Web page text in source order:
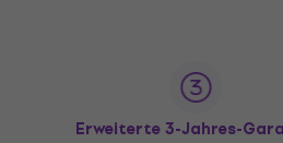
Erweiterte 3-Jahres-